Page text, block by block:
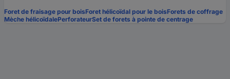
Foret de fraisage pour boisForet hélicoïdal pour le boisForets de coffrage
Mèche hélicoïdalePerforateurSet de forets à pointe de centrage